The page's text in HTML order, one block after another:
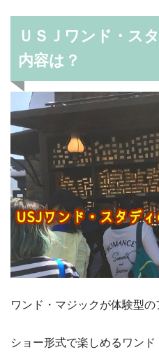
ＵＳＪワンド・ス
内容は？
ワンド・マジックが体験型の
ショー形式で楽しめるワンド